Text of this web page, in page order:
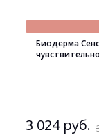
Биодерма
3 024 руб.